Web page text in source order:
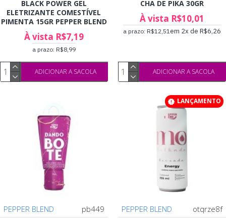
BLACK POWER GEL
ELETRIZANTE COMESTÍVEL
PIMENTA 15GR PEPPER BLEND
À vista R$7,19
a prazo: R$8,99
ADICIONAR A SACOLA
CHA DE PIKA 30GR
À vista R$10,01
a prazo: R$12,51 em 2x de R$6,26
ADICIONAR A SACOLA
PEPPER BLEND pb449
LANÇAMENTO
PEPPER BLEND otqrze8f